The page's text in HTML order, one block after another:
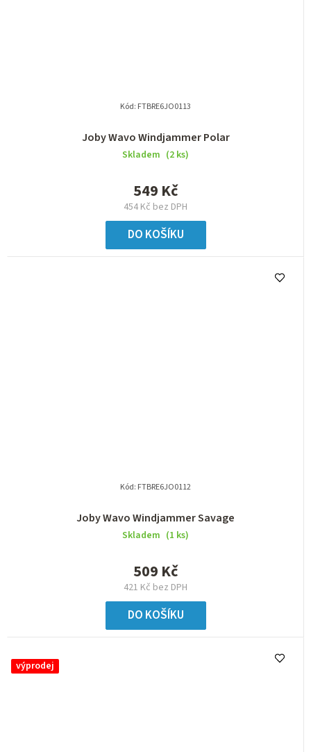
Joby Wavo Windjammer Polar
Skladem (2 ks)
454 Kč bez DPH
549 Kč
DO KOŠÍKU
Kód: FTBRE6JO0113
Joby Wavo Windjammer Savage
Skladem (1 ks)
421 Kč bez DPH
509 Kč
DO KOŠÍKU
Kód: FTBRE6JO0112
výprodej